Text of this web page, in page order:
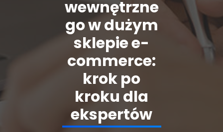
wewnętrzne
go w dużym
sklepie e-
commerce:
krok po
kroku dla
ekspertów